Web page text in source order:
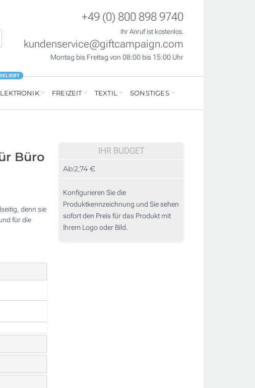
+49 (0) 800 898 9740
Ihr Anruf ist kostenlos.
kundenservice@giftcampaign.com
Montag bis Freitag von 08:00 bis 15:00 Uhr
BELIEBT
FREIZEIT TEXTIL SONSTIGES
Büro
denn sie
für die
Logo:
IHR BUDGET
Ab:2,74 €
Konfigurieren Sie die
Produktkennzeichnung und Sie sehen
sofort den Preis für das Produkt mit
Ihrem Logo oder Bild.